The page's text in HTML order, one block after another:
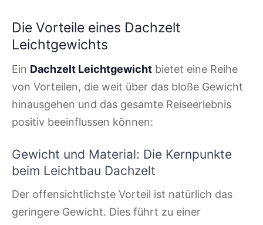
Die Vorteile eines Dachzelt
Leichtgewichts
Ein Dachzelt Leichtgewicht bietet eine Reihe
von Vorteilen, die weit über das bloße Gewicht
hinausgehen und das gesamte Reiseerlebnis
positiv beeinflussen können:
Gewicht und Material: Die Kernpunkte
beim Leichtbau Dachzelt
Der offensichtlichste Vorteil ist natürlich das
geringere Gewicht. Dies führt zu einer